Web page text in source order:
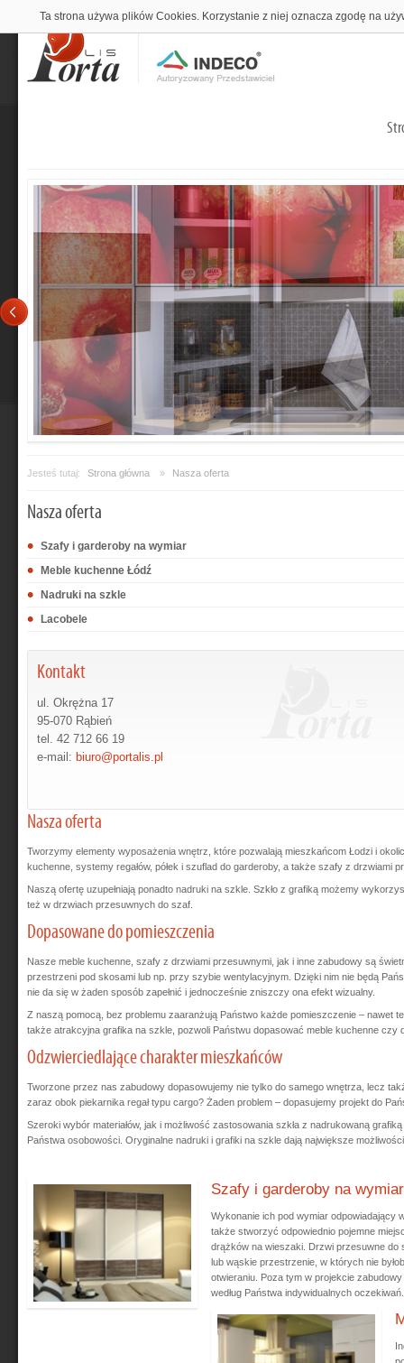
Jesteś tutaj: Strona główna » Nasza oferta
Nasza oferta
Szafy i garderoby na wymiar
Meble kuchenne Łódź
Nadruki na szkle
Lacobele
Kontakt
ul. Okrężna 17
95-070 Rąbień
tel. 42 712 66 19
e-mail: biuro@portalis.pl
Nasza oferta
Tworzymy elementy wyposażenia wnętrz, które pozwalają mieszkańcom Łodzi i
kuchenne, systemy regałów, półek i szuflad do garderoby, a także szafy z drzwiami
Naszą ofertę uzupełniają ponadto nadruki na szkle. Szkło z grafiką możemy
też w drzwiach przesuwnych do szaf.
Dopasowane do pomieszczenia
Nasze meble kuchenne, szafy z drzwiami przesuwnymi, jak i inne zabudowy są
przestrzeni pod skosami lub np. przy szybie wentylacyjnym. Dzięki nim nie będą
nie da się w żaden sposób zapełnić i jednocześnie zniszczy ona efekt wizualny.
Z naszą pomocą, bez problemu zaaranżują Państwo każde pomieszczenie – nawet
także atrakcyjna grafika na szkle, pozwoli Państwu dopasować meble kuchenne
Odzwierciedlające charakter mieszkańców
Tworzone przez nas zabudowy dopasowujemy nie tylko do samego wnętrza, lecz
zaraz obok piekarnika regał typu cargo? Żaden problem – dopasujemy projekt do
Szeroki wybór materiałów, jak i możliwość zastosowania szkła z nadrukowaną
Państwa osobowości. Oryginalne nadruki i grafiki na szkle dają największe
Szafy i garderoby na wymiar
Wykonanie ich pod wymiar odpowiadający
także stworzyć odpowiednio pojemne
drążków na wieszaki. Drzwi przesuwne do
lub wąskie przestrzenie, w których nie
otwieraniu. Poza tym w projekcie
według Państwa indywidualnych oczekiwań.
Ta strona używa plików Cookies. Korzystanie z niej oznacza zgodę na